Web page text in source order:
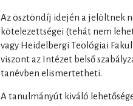
Az ösztöndíj idején a jelöltnek
kötelezettségei (tehát nem
vagy Heidelbergi Teológiai
viszont az Intézet belső
tanévben elismertetheti.
A tanulmányút kiváló